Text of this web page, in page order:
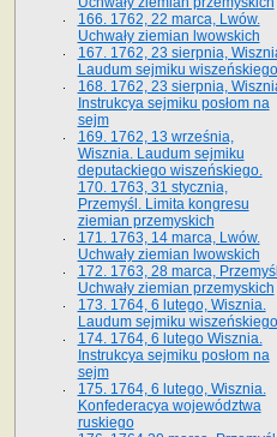
166. 1762, 22 marca, Lwów.
Uchwały ziemian lwowskich
167. 1762, 23 sierpnia,
Laudum sejmiku wiszeńskiego
168. 1762, 23 sierpnia,
Instrukcya sejmiku posłom na
sejm
169. 1762, 13 września,
Wisznia. Laudum sejmiku
deputackiego wiszeńskiego.
170. 1763, 31 stycznia,
Przemyśl. Limita kongresu
ziemian przemyskich
171. 1763, 14 marca, Lwów.
Uchwały ziemian lwowskich
172. 1763, 28 marca,
Uchwały ziemian przemyskich
173. 1764, 6 lutego, Wisznia.
Laudum sejmiku wiszeńskiego
174. 1764, 6 lutego Wisznia.
Instrukcya sejmiku posłom na
sejm
175. 1764, 6 lutego, Wisznia.
Konfederacya województwa
ruskiego